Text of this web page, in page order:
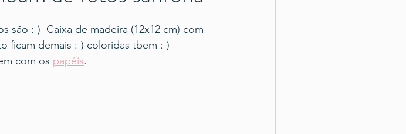
:-)  Caixa de madeira (12x12 cm) com
ficam demais :-) coloridas tbem :-)
com os papéis.